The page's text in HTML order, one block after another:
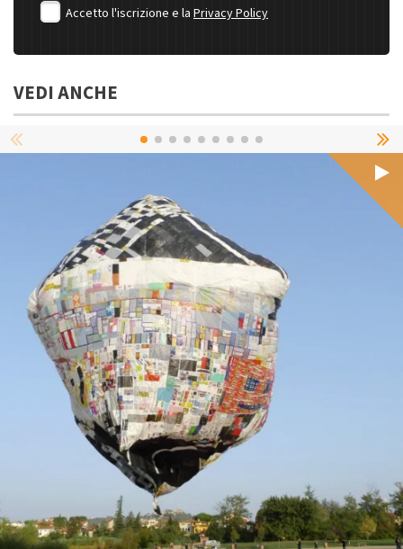
Accetto l'iscrizione e la Privacy Policy
VEDI ANCHE